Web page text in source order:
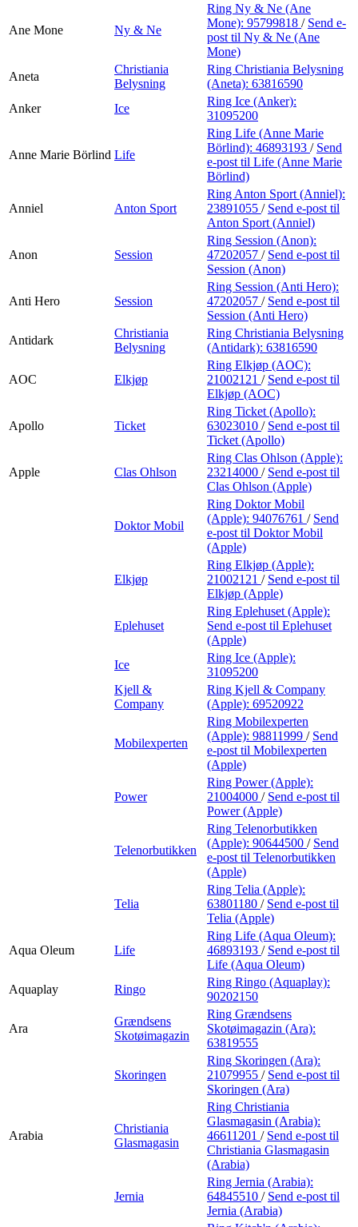
Ane Mone Ny & Ne
Ring Ny & Ne (Ane
Mone): 95799818 / Send e-
post til Ny & Ne (Ane
Mone)
Aneta
Christiania
Belysning
Ring Christiania Belysning
(Aneta): 63816590
Anker
Ice
Ring Ice (Anker):
31095200
Anne Marie Börlind Life
Ring Life (Anne Marie
Börlind): 46893193 / Send
e-post til Life (Anne Marie
Börlind)
Anniel Anton Sport
Ring Anton Sport (Anniel):
23891055 / Send e-post til
Anton Sport (Anniel)
Anon Session
Ring Session (Anon):
47202057 / Send e-post til
Session (Anon)
Anti Hero Session
Ring Session (Anti Hero):
47202057 / Send e-post til
Session (Anti Hero)
Antidark
Christiania
Belysning
Ring Christiania Belysning
(Antidark): 63816590
AOC Elkjøp
Ring Elkjøp (AOC):
21002121 / Send e-post til
Elkjøp (AOC)
Apollo Ticket
Ring Ticket (Apollo):
63023010 / Send e-post til
Ticket (Apollo)
Apple Clas Ohlson
Ring Clas Ohlson (Apple):
23214000 / Send e-post til
Clas Ohlson (Apple)
Doktor Mobil
Ring Doktor Mobil
(Apple): 94076761 / Send
e-post til Doktor Mobil
(Apple)
Elkjøp
Ring Elkjøp (Apple):
21002121 / Send e-post til
Elkjøp (Apple)
Eplehuset
Ring Eplehuset (Apple):
Send e-post til Eplehuset
(Apple)
Ice
Ring Ice (Apple):
31095200
Kjell &
Company
Ring Kjell & Company
(Apple): 69520922
Mobilexperten
Ring Mobilexperten
(Apple): 98811999 / Send
e-post til Mobilexperten
(Apple)
Power
Ring Power (Apple):
21004000 / Send e-post til
Power (Apple)
Telenorbutikken
Ring Telenorbutikken
(Apple): 90644500 / Send
e-post til Telenorbutikken
(Apple)
Telia
Ring Telia (Apple):
63801180 / Send e-post til
Telia (Apple)
Aqua Oleum Life
Ring Life (Aqua Oleum):
46893193 / Send e-post til
Life (Aqua Oleum)
Aquaplay
Ringo
Ring Ringo (Aquaplay):
90202150
Ara
Grændsens
Skotøimagazin
Ring Grændsens
Skotøimagazin (Ara):
63819555
Skoringen
Ring Skoringen (Ara):
21079955 / Send e-post til
Skoringen (Ara)
Arabia
Christiania
Glasmagasin
Ring Christiania
Glasmagasin (Arabia):
46611201 / Send e-post til
Christiania Glasmagasin
(Arabia)
Jernia
Ring Jernia (Arabia):
64845510 / Send e-post til
Jernia (Arabia)